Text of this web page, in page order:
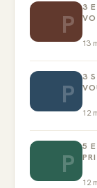
P
3
13
P
3
12
P
5
12